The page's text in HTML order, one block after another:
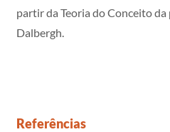
partir da Teoria do Conceito da
Dalbergh.
Referências